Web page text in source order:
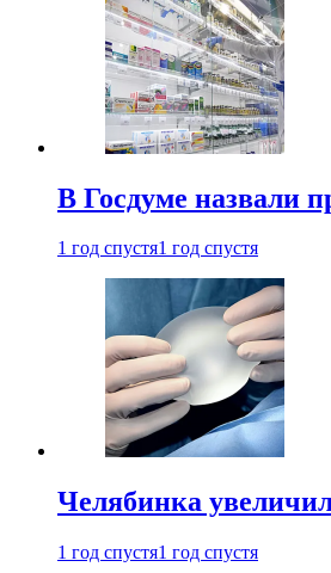
В Госдуме назвали
1 год спустя1 год спустя
Челябинка
1 год спустя1 год спустя